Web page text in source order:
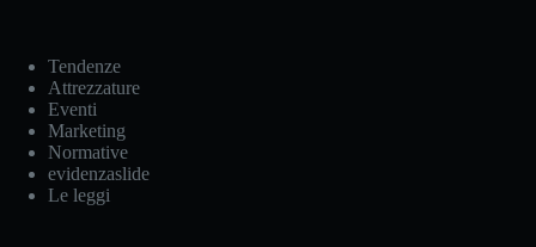
Tendenze
Attrezzature
Eventi
Marketing
Normative
evidenzaslide
Le leggi